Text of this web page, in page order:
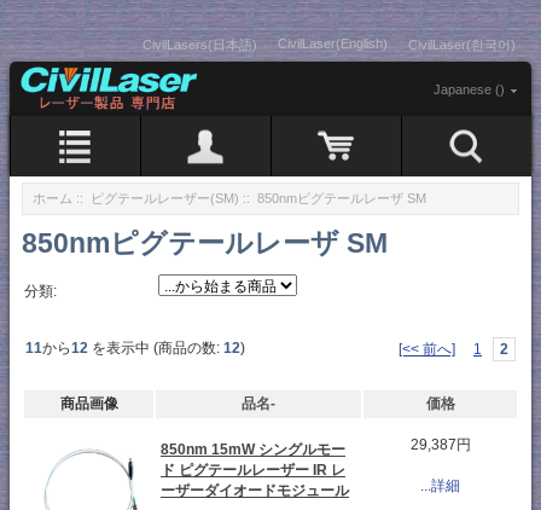
CivilLasers(日本語) CivilLaser(English) CivilLaser(한국어)
Japanese ()
ホーム :: ピグテールレーザー(SM) :: 850nmピグテールレーザ SM
850nmピグテールレーザ SM
分類:
11から12 を表示中 (商品の数: 12) [<< 前へ] 1 2
商品画像 品名- 価格
850nm 15mW シングルモー
ド ピグテールレーザー IR レ
ーザーダイオードモジュール
29,387円
...詳細